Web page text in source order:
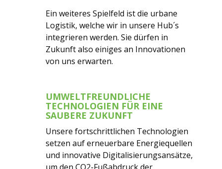
Ein weiteres Spielfeld ist die urbane
Logistik, welche wir in unsere Hub´s
integrieren werden. Sie dürfen in
Zukunft also einiges an Innovationen
von uns erwarten.
UMWELTFREUNDLICHE
TECHNOLOGIEN FÜR EINE
SAUBERE ZUKUNFT
Unsere fortschrittlichen Technologien
setzen auf erneuerbare Energiequellen
und innovative Digitalisierungsansätze,